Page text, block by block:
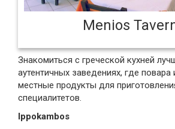
Menios
Знакомиться с греческой кухней
аутентичных заведениях, где
местные продукты для
специалитетов.
Ippokambos